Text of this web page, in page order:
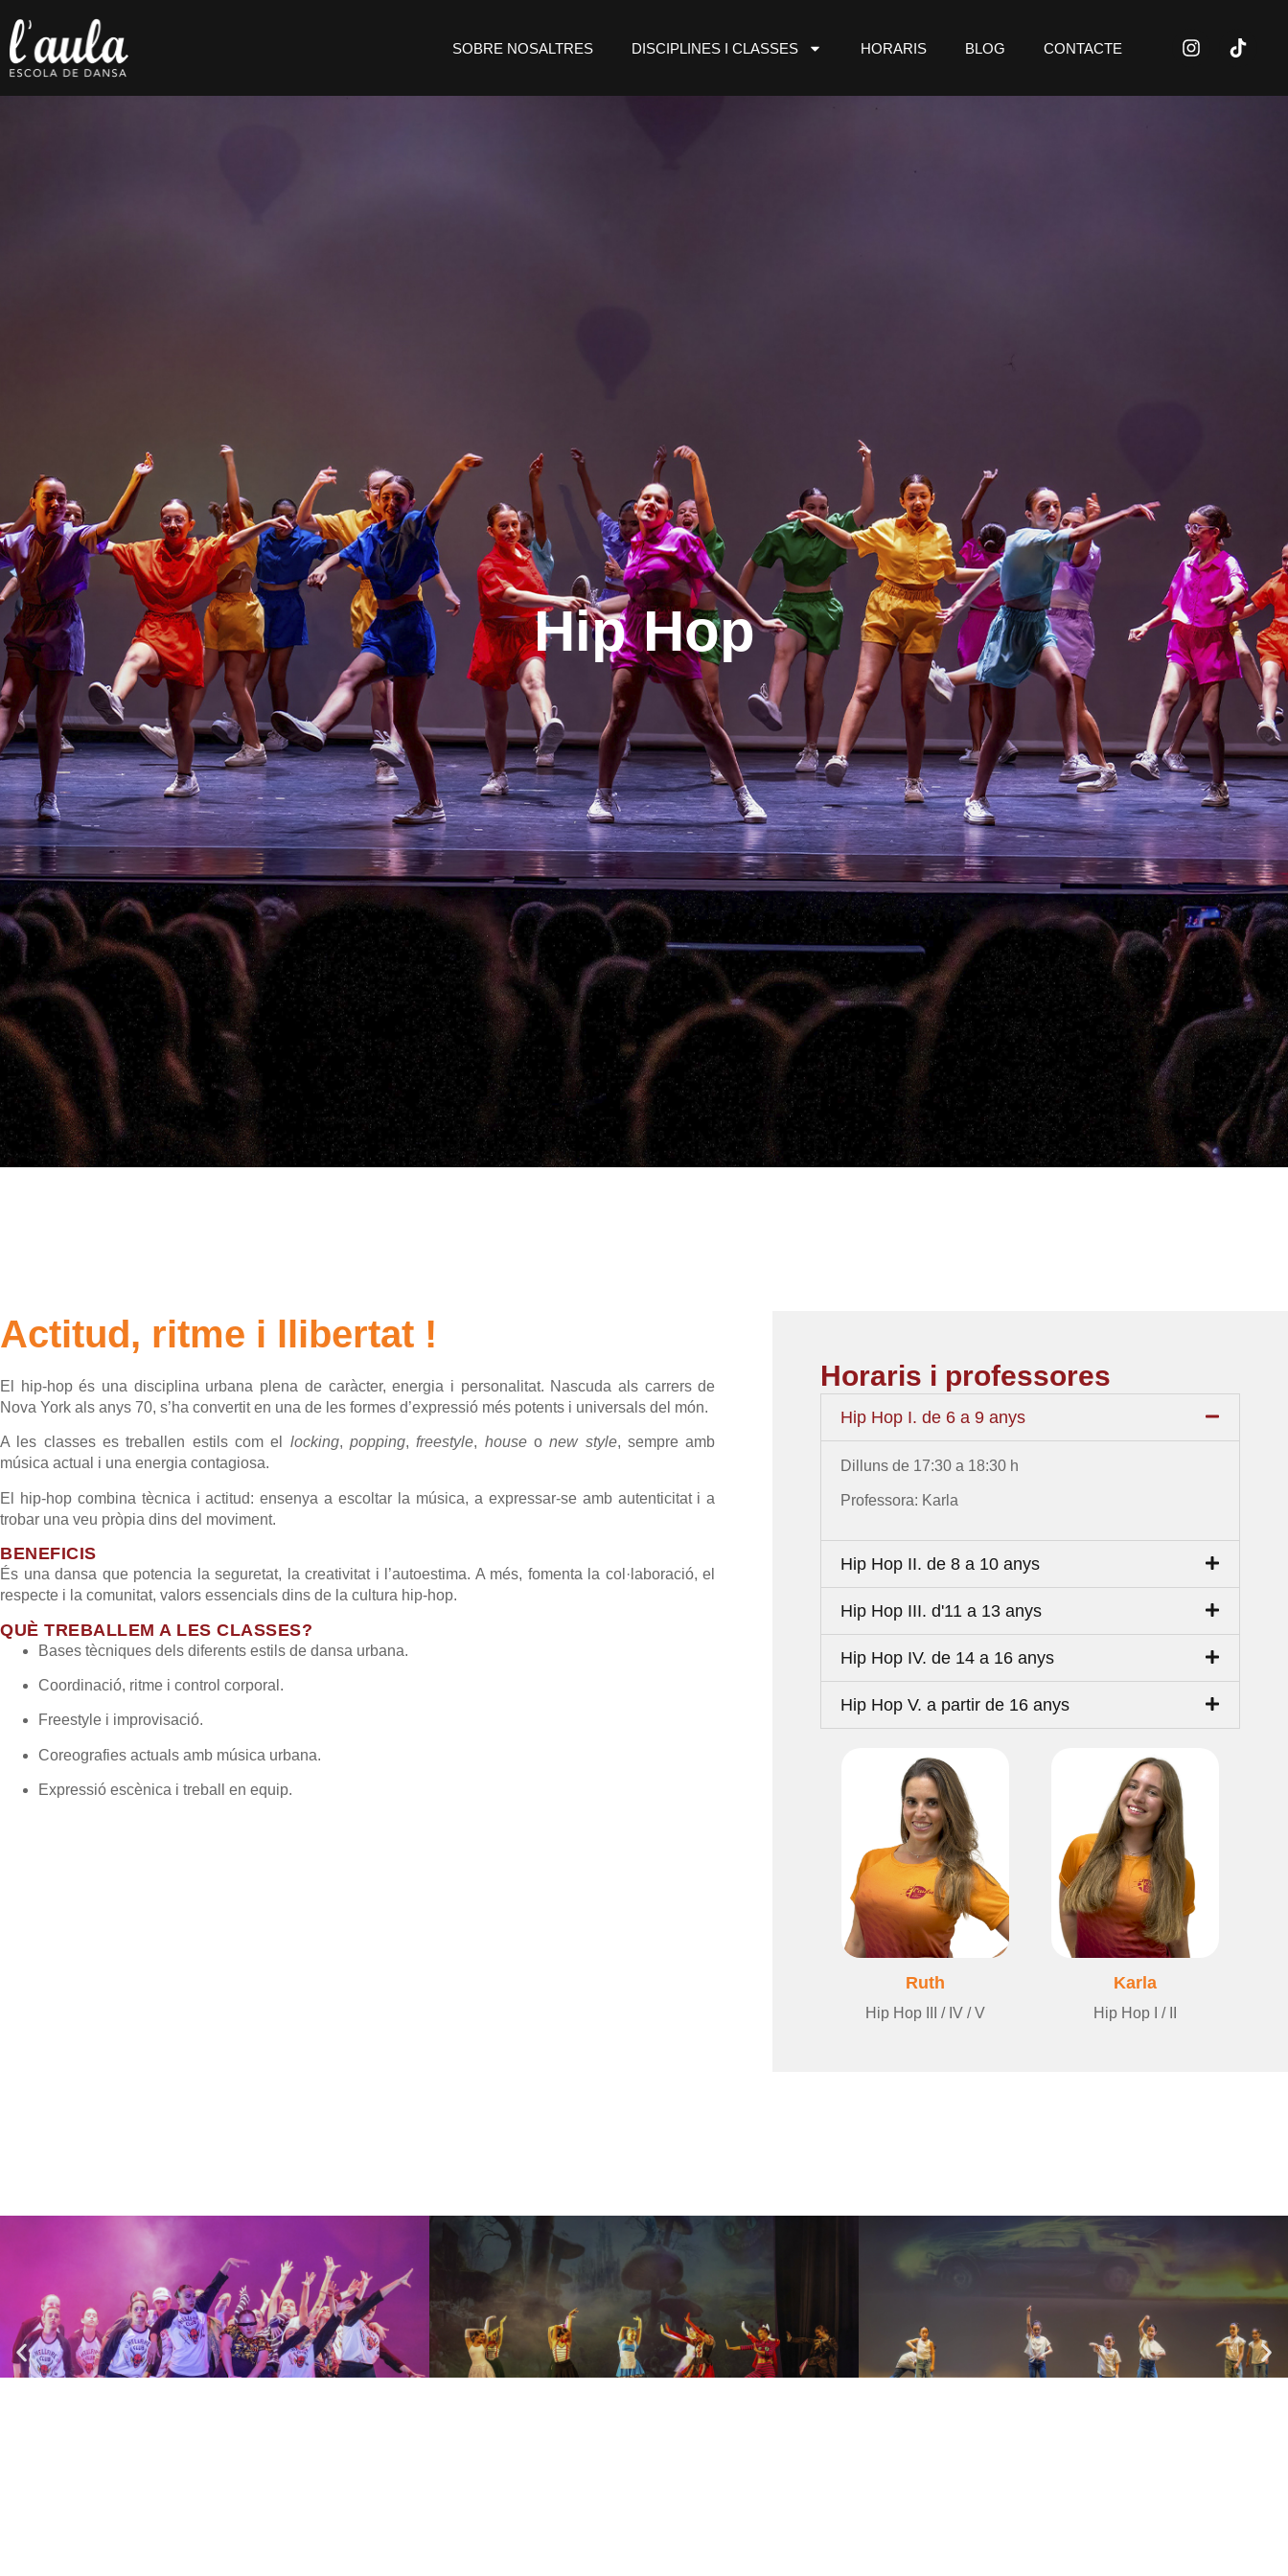
SOBRE NOSALTRES DISCIPLINES I CLASSES HORARIS BLOG CONTACTE
Hip Hop
Actitud, ritme i llibertat !
El hip-hop és una disciplina urbana plena de caràcter, energia i personalitat. Nascuda als carrers de
Nova York als anys 70, s’ha convertit en una de les formes d’expressió més potents i universals del món.
A les classes es treballen estils com el locking,popping,freestyle, houseonew style, sempre amb
música actual i una energia contagiosa.
El hip-hop combina tècnica i actitud: ensenya a escoltar la música, a expressar-se amb autenticitat i a
trobar una veu pròpia dins del moviment.
BENEFICIS
És una dansa que potencia la seguretat, la creativitat i l’autoestima. A més, fomenta la col·laboració, el
respecte i la comunitat, valors essencials dins de la cultura hip-hop.
QUÈ TREBALLEM A LES CLASSES?
Bases tècniques dels diferents estils de dansa urbana.
Coordinació, ritme i control corporal.
Freestyle i improvisació.
Coreografies actuals amb música urbana.
Expressió escènica i treball en equip.
Horaris i professores
Hip Hop I. de 6 a 9 anys
Dilluns de 17:30 a 18:30 h
Professora: Karla
Hip Hop II. de 8 a 10 anys
Hip Hop III. d'11 a 13 anys
Hip Hop IV. de 14 a 16 anys
Hip Hop V. a partir de 16 anys
Ruth
Hip Hop III / IV / V
Karla
Hip Hop I / II